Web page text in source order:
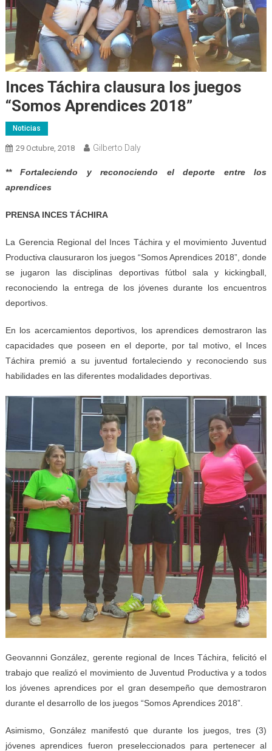
Inces Táchira clausura los juegos
“Somos Aprendices 2018”
Noticias
29 Octubre, 2018 Gilberto Daly
** Fortaleciendo y reconociendo el deporte entre los
aprendices
PRENSA INCES TÁCHIRA
La Gerencia Regional del Inces Táchira y el movimiento Juventud
Productiva clausuraron los juegos “Somos Aprendices 2018”, donde
se jugaron las disciplinas deportivas fútbol sala y kickingball,
reconociendo la entrega de los jóvenes durante los encuentros
deportivos.
En los acercamientos deportivos, los aprendices demostraron las
capacidades que poseen en el deporte, por tal motivo, el Inces
Táchira premió a su juventud fortaleciendo y reconociendo sus
habilidades en las diferentes modalidades deportivas.
Geovannni González, gerente regional de Inces Táchira, felicitó el
trabajo que realizó el movimiento de Juventud Productiva y a todos
los jóvenes aprendices por el gran desempeño que demostraron
durante el desarrollo de los juegos “Somos Aprendices 2018”.
Asimismo, González manifestó que durante los juegos, tres (3)
jóvenes aprendices fueron preseleccionados para pertenecer al